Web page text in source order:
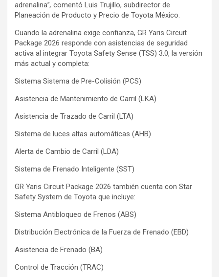
adrenalina”, comentó Luis Trujillo, subdirector de
Planeación de Producto y Precio de Toyota México.
Cuando la adrenalina exige confianza, GR Yaris Circuit
Package 2026 responde con asistencias de seguridad
activa al integrar Toyota Safety Sense (TSS) 3.0, la versión
más actual y completa:
Sistema Sistema de Pre-Colisión (PCS)
Asistencia de Mantenimiento de Carril (LKA)
Asistencia de Trazado de Carril (LTA)
Sistema de luces altas automáticas (AHB)
Alerta de Cambio de Carril (LDA)
Sistema de Frenado Inteligente (SST)
GR Yaris Circuit Package 2026 también cuenta con Star
Safety System de Toyota que incluye:
Sistema Antibloqueo de Frenos (ABS)
Distribución Electrónica de la Fuerza de Frenado (EBD)
Asistencia de Frenado (BA)
Control de Tracción (TRAC)